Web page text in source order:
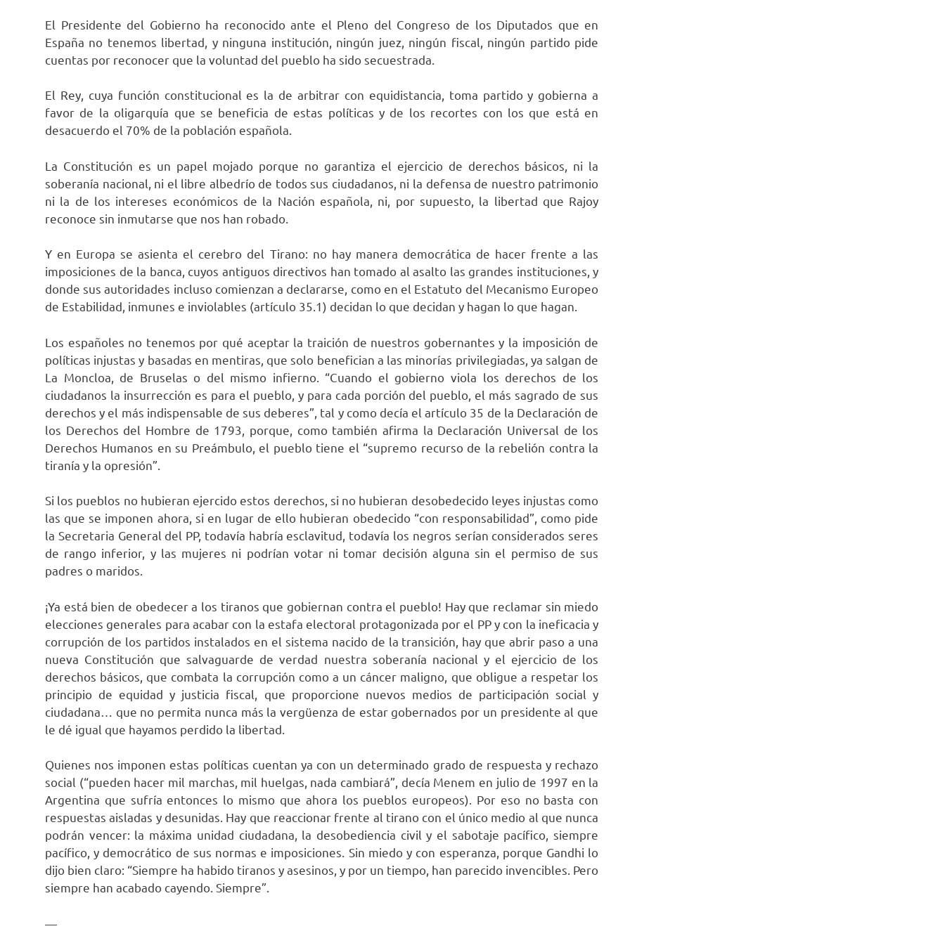
El Presidente del Gobierno ha reconocido ante el Pleno del Congreso de los Diputados que en
España no tenemos libertad, y ninguna institución, ningún juez, ningún fiscal, ningún partido pide
cuentas por reconocer que la voluntad del pueblo ha sido secuestrada.
El Rey, cuya función constitucional es la de arbitrar con equidistancia, toma partido y gobierna a
favor de la oligarquía que se beneficia de estas políticas y de los recortes con los que está en
desacuerdo el 70% de la población española.
La Constitución es un papel mojado porque no garantiza el ejercicio de derechos básicos, ni la
soberanía nacional, ni el libre albedrío de todos sus ciudadanos, ni la defensa de nuestro patrimonio
ni la de los intereses económicos de la Nación española, ni, por supuesto, la libertad que Rajoy
reconoce sin inmutarse que nos han robado.
Y en Europa se asienta el cerebro del Tirano: no hay manera democrática de hacer frente a las
imposiciones de la banca, cuyos antiguos directivos han tomado al asalto las grandes instituciones, y
donde sus autoridades incluso comienzan a declararse, como en el Estatuto del Mecanismo Europeo
de Estabilidad, inmunes e inviolables (artículo 35.1) decidan lo que decidan y hagan lo que hagan.
Los españoles no tenemos por qué aceptar la traición de nuestros gobernantes y la imposición de
políticas injustas y basadas en mentiras, que solo benefician a las minorías privilegiadas, ya salgan de
La Moncloa, de Bruselas o del mismo infierno. “Cuando el gobierno viola los derechos de los
ciudadanos la insurrección es para el pueblo, y para cada porción del pueblo, el más sagrado de sus
derechos y el más indispensable de sus deberes”, tal y como decía el artículo 35 de la Declaración de
los Derechos del Hombre de 1793, porque, como también afirma la Declaración Universal de los
Derechos Humanos en su Preámbulo, el pueblo tiene el “supremo recurso de la rebelión contra la
tiranía y la opresión”.
Si los pueblos no hubieran ejercido estos derechos, si no hubieran desobedecido leyes injustas como
las que se imponen ahora, si en lugar de ello hubieran obedecido “con responsabilidad”, como pide
la Secretaria General del PP, todavía habría esclavitud, todavía los negros serían considerados seres
de rango inferior, y las mujeres ni podrían votar ni tomar decisión alguna sin el permiso de sus
padres o maridos.
¡Ya está bien de obedecer a los tiranos que gobiernan contra el pueblo! Hay que reclamar sin miedo
elecciones generales para acabar con la estafa electoral protagonizada por el PP y con la ineficacia y
corrupción de los partidos instalados en el sistema nacido de la transición, hay que abrir paso a una
nueva Constitución que salvaguarde de verdad nuestra soberanía nacional y el ejercicio de los
derechos básicos, que combata la corrupción como a un cáncer maligno, que obligue a respetar los
principio de equidad y justicia fiscal, que proporcione nuevos medios de participación social y
ciudadana… que no permita nunca más la vergüenza de estar gobernados por un presidente al que
le dé igual que hayamos perdido la libertad.
Quienes nos imponen estas políticas cuentan ya con un determinado grado de respuesta y rechazo
social (“pueden hacer mil marchas, mil huelgas, nada cambiará”, decía Menem en julio de 1997 en la
Argentina que sufría entonces lo mismo que ahora los pueblos europeos). Por eso no basta con
respuestas aisladas y desunidas. Hay que reaccionar frente al tirano con el único medio al que nunca
podrán vencer: la máxima unidad ciudadana, la desobediencia civil y el sabotaje pacífico, siempre
pacífico, y democrático de sus normas e imposiciones. Sin miedo y con esperanza, porque Gandhi lo
dijo bien claro: “Siempre ha habido tiranos y asesinos, y por un tiempo, han parecido invencibles. Pero
siempre han acabado cayendo. Siempre”.
—